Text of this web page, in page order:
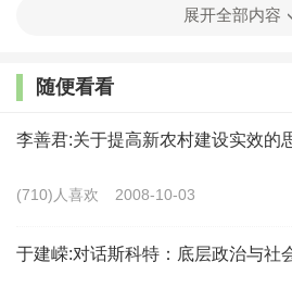
车祸是这样发生的。
一小时前，宝源将车开回自己
从镇上买点菜回来。宝源表示，
容易忘记，最好还是她自己亲自
于是便又下了车。宝源见她径自
展开全部内容
随便看看
李善君:关于提高新农村建设实效的
(710)人喜欢 2008-10-03
于建嵘:对话斯科特：底层政治与社